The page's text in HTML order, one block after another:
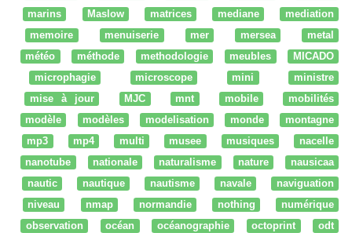
marins
Maslow matrices mediane
mediation
memoire
menuiserie mer mersea
metal
météo
méthode methodologie meubles
MICADO
microphagie
microscope mini
ministre
mise à jour
MJC mnt mobile
mobilités
modèle
modèles modelisation monde
montagne
mp3
mp4 multi musee musiques
nacelle
nanotube
nationale naturalisme nature
nausicaa
nautic
nautique nautisme navale
naviguation
niveau
nmap normandie nothing
numérique
observation
océan océanographie octoprint
odt